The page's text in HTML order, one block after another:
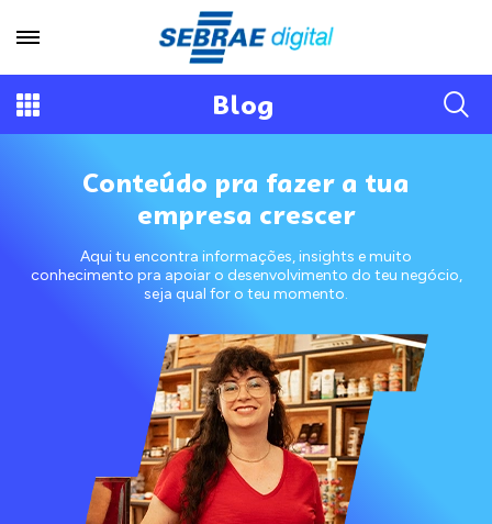
Blog
Conteúdo pra fazer a tua
empresa crescer
Aqui tu encontra informações, insights e muito
conhecimento pra apoiar o desenvolvimento do teu negócio,
seja qual for o teu momento.